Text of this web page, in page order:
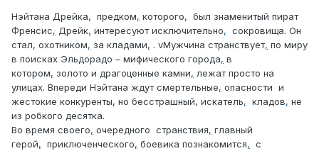
Нэйтана Дрейка, предком, которого, был знаменитый пират
Френсис, Дрейк, интересуют исключительно, сокровища. Он
стал, охотником, за кладами, . vМужчина странствует, по миру
в поисках Эльдорадо – мифического города, в
котором, золото и драгоценные камни, лежат просто на
улицах. Впереди Нэйтана ждут смертельные, опасности и
жестокие конкуренты, но бесстрашный, искатель, кладов, не
из робкого десятка.
Во время своего, очередного странствия, главный
герой, приключенческого, боевика познакомится, с